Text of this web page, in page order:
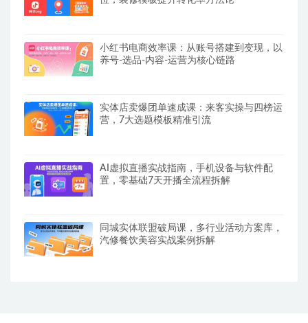
小红书电商效率课：从账号搭建到变现，以
养号-选品-内容-运营为核心链路
实体店卖爆团单速成课：来客实操与四榜运
营，7大选题模板精准引流
AI虚拟直播实战指南，手机设备与软件配
置，零基础7天开播全流程拆解
同城实体联盟破局课，多行业活动方案库，
汽修餐饮美容实战案例拆解